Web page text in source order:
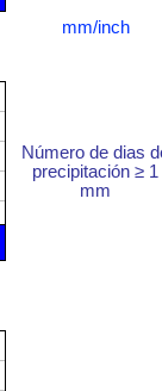
mm/inch
Número de dias
precipitación ≥ 1
mm